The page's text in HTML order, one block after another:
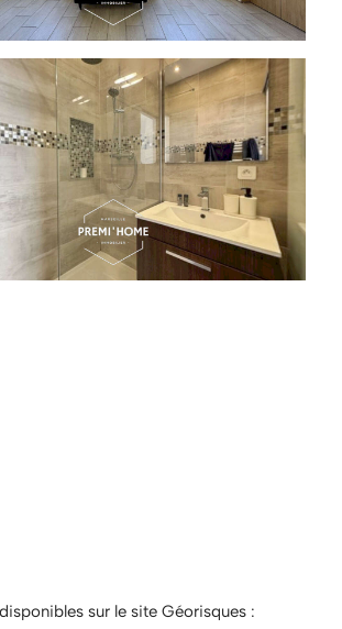
sur le site Géorisques :